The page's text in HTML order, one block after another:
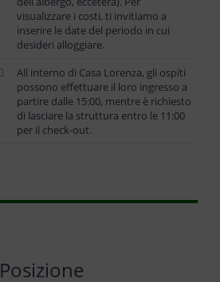
visualizzare i costi, ti invitiamo a
inserire le date del periodo in cui
desideri alloggiare.
All interno di Casa Lorenza, gli ospiti
possono effettuare il loro ingresso a
partire dalle 15:00, mentre è richiesto
di lasciare la struttura entro le 11:00
per il check-out.
Posizione